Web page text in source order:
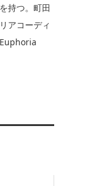
持つ。町田
アコーディ